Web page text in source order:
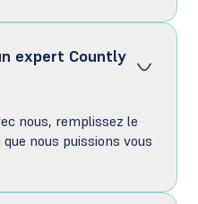
expert Countly
nous, remplissez le
nous puissions vous